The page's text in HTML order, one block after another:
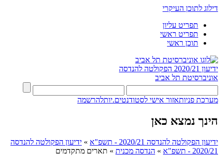
דילוג לתוכן העיקרי
תפריט עליון
תפריט ראשי
תוכן ראשי
ידיעון 2020/21
הפקולטה להנדסה
אוניברסיטת תל אביב
מערכת פניותאזור אישי לסטודנטים.יותלהרשמה
הינך נמצא כאן
ידיעון הפקולטה להנדסה 2020/21 - תשפ"א » ידיעון הפקולטה להנדסה
2020/21 - תשפ"א
» הנדסה מכנית » תארים מתקדמים